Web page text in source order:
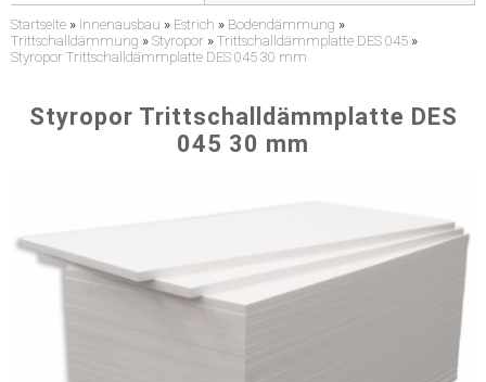
Startseite » Innenausbau » Estrich » Bodendämmung »
Trittschalldämmung » Styropor » Trittschalldämmplatte DES 045 »
Styropor Trittschalldämmplatte DES 045 30 mm
Styropor Trittschalldämmplatte DES
045 30 mm